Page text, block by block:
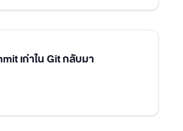
เก่าใน Git กลับมา